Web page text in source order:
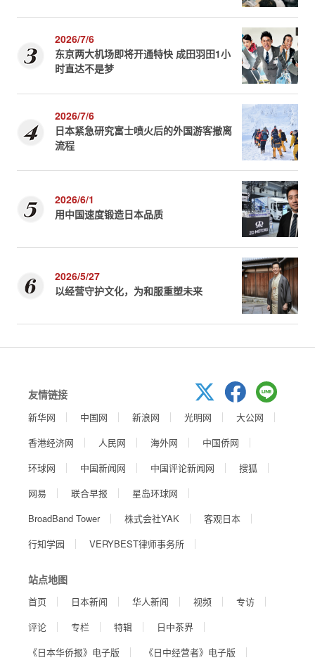
2026/7/6
东京两大机场即将开通特快 成田羽田1小
时直达不是梦
2026/7/6
日本紧急研究富士喷火后的外国游客撤离
流程
2026/6/1
用中国速度锻造日本品质
2026/5/27
以经营守护文化，为和服重塑未来
友情链接
新华网 中国网 新浪网 光明网
大公网
香港经济网
人民网 海外网
中国侨网
环球网
中国新闻网 中国评论新闻网
搜狐
网易
联合早报
星岛环球网
BroadBand Tower
株式会社YAK
客观日本
行知学园
VERYBEST律师事务所
站点地图
首页 日本新闻 华人新闻 视频
专访
评论
专栏 特辑
日中茶界
《日本华侨报》电子版
《日中经营者》电子版